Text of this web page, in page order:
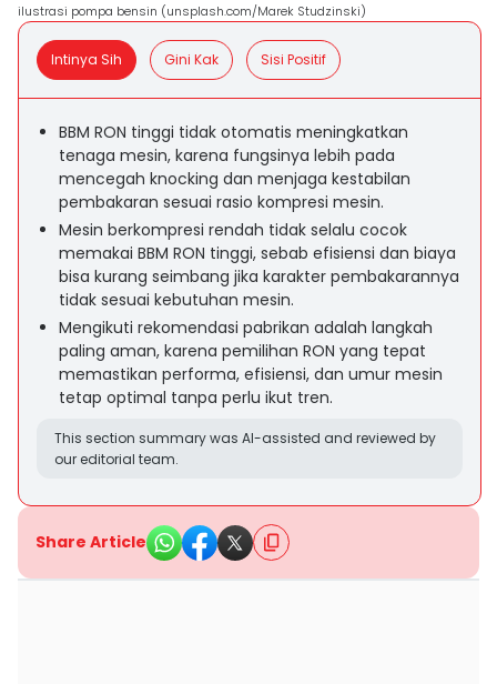
ilustrasi pompa bensin (unsplash.com/Marek Studzinski)
Intinya Sih Gini Kak Sisi Positif
BBM RON tinggi tidak otomatis meningkatkan
tenaga mesin, karena fungsinya lebih pada
mencegah knocking dan menjaga kestabilan
pembakaran sesuai rasio kompresi mesin.
Mesin berkompresi rendah tidak selalu cocok
memakai BBM RON tinggi, sebab efisiensi dan biaya
bisa kurang seimbang jika karakter pembakarannya
tidak sesuai kebutuhan mesin.
Mengikuti rekomendasi pabrikan adalah langkah
paling aman, karena pemilihan RON yang tepat
memastikan performa, efisiensi, dan umur mesin
tetap optimal tanpa perlu ikut tren.
This section summary was AI-assisted and reviewed by
our editorial team.
Share Article